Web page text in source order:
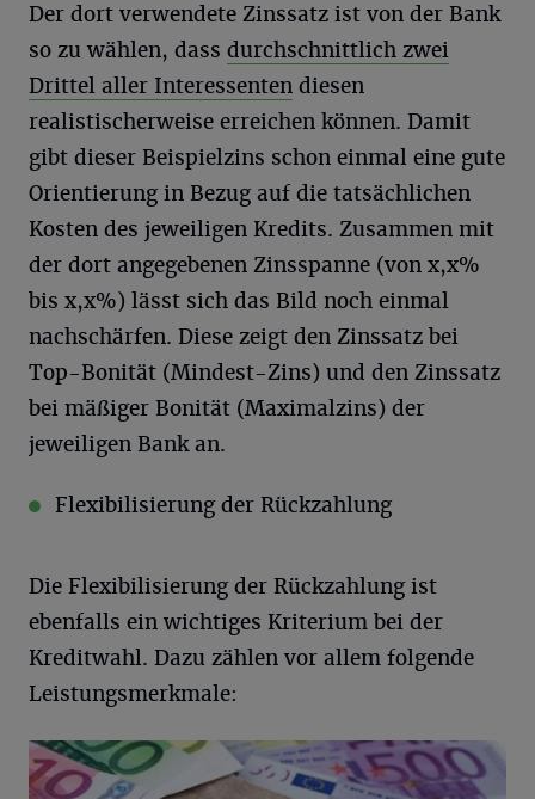
Der dort verwendete Zinssatz ist von der Bank
so zu wählen, dass durchschnittlich zwei
Drittel aller Interessenten diesen
realistischerweise erreichen können. Damit
gibt dieser Beispielzins schon einmal eine gute
Orientierung in Bezug auf die tatsächlichen
Kosten des jeweiligen Kredits. Zusammen mit
der dort angegebenen Zinsspanne (von x,x%
bis x,x%) lässt sich das Bild noch einmal
nachschärfen. Diese zeigt den Zinssatz bei
Top-Bonität (Mindest-Zins) und den Zinssatz
bei mäßiger Bonität (Maximalzins) der
jeweiligen Bank an.
Flexibilisierung der Rückzahlung
Die Flexibilisierung der Rückzahlung ist
ebenfalls ein wichtiges Kriterium bei der
Kreditwahl. Dazu zählen vor allem folgende
Leistungsmerkmale: